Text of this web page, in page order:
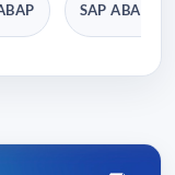
SAP ABAP